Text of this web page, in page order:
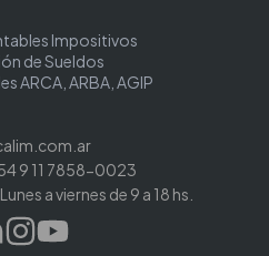
Impositivos
de Sueldos
ARCA, ARBA, AGIP
9 11 7858-0023
a viernes de 9 a 18 hs.